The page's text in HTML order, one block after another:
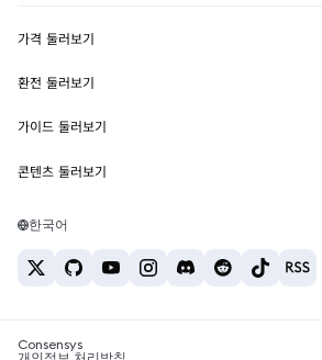
MetaMask Connect
Snaps
웹3 서비스
보안
고객 지원
채용
가격 둘러보기
이더리움 가격
솔라나 가격
테더 가격
환전 둘러보기
ETH를 USD로 환전
USDT를 INR로 환전
BTC를 INR로 환전
ETH를 USDT로 환전
가이드 둘러보기
ETH 매수
USDT 매수
SHIB 매수
콘텐츠 둘러보기
솔라나 지갑
암호화폐 세금 뉴스
한국어
Consensys